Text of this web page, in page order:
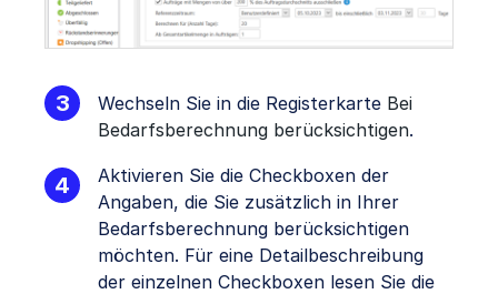
Wechseln Sie in die Registerkarte Bei
Bedarfsberechnung berücksichtigen.
Aktivieren Sie die Checkboxen der
Angaben, die Sie zusätzlich in Ihrer
Bedarfsberechnung berücksichtigen
möchten. Für eine Detailbeschreibung
der einzelnen Checkboxen lesen Sie die